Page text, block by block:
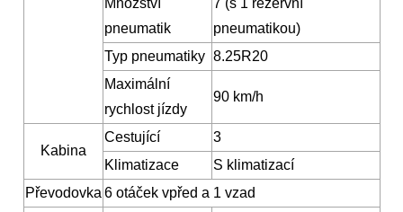
Množství
pneumatik
7 (s 1 rezervní
pneumatikou)
Typ pneumatiky 8.25R20
Maximální
rychlost jízdy
90 km/h
Kabina
Cestující
3
Klimatizace
S klimatizací
Převodovka 6 otáček vpřed a 1 vzad